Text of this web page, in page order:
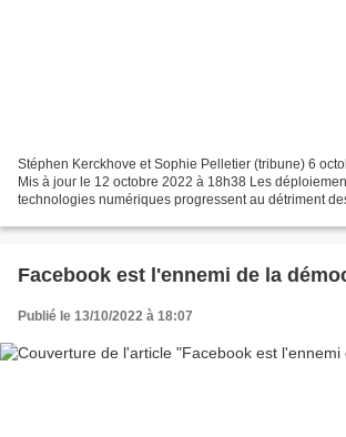
Stéphen Kerckhove et Sophie Pelletier (tribune) 6
Mis à jour le 12 octobre 2022 à 18h38 Les
technologies numériques progressent au détriment
Facebook est l'ennemi de la
Publié le 13/10/2022 à 18:07